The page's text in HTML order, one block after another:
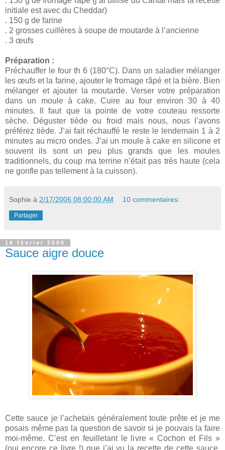
initiale est avec du Cheddar)
. 150 g de farine
. 2 grosses cuillères à soupe de moutarde à l’ancienne
. 3 œufs
Préparation :
Préchauffer le four th 6 (180°C). Dans un saladier mélanger
les œufs et la farine, ajouter le fromage râpé et la bière. Bien
mélanger et ajouter la moutarde. Verser votre préparation
dans un moule à cake. Cuire au four environ 30 à 40
minutes. Il faut que la pointe de votre couteau ressorte
sèche. Déguster tiède ou froid mais nous, nous l’avons
préférez tiède. J’ai fait réchauffé le reste le lendemain 1 à 2
minutes au micro ondes. J’ai un moule à cake en silicone et
souvent ils sont un peu plus grands que les moules
traditionnels, du coup ma terrine n’était pas très haute (cela
ne gonfle pas tellement à la cuisson).
Sophie à 2/17/2006 08:00:00 AM 10 commentaires:
Partager
16 février 2006
Sauce aigre douce
Cette sauce je l’achetais généralement toute prête et je me
posais même pas la question de savoir si je pouvais la faire
moi-même. C’est en feuilletant le livre « Cochon et Fils »